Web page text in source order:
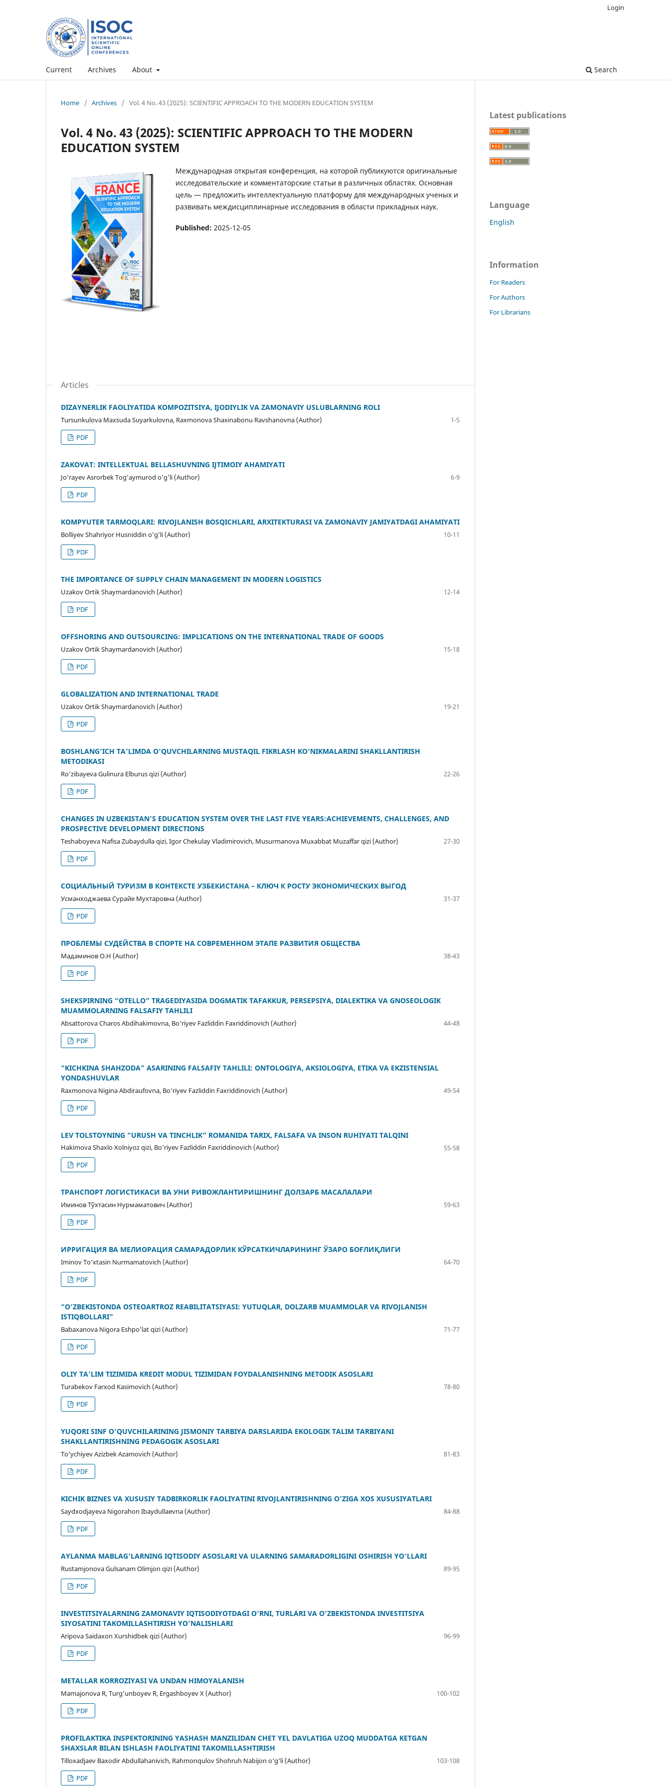
Current Archives About Search
Login
Home / Archives / Vol. 4 No. 43 (2025): SCIENTIFIC APPROACH TO THE MODERN EDUCATION SYSTEM
Vol. 4 No. 43 (2025): SCIENTIFIC APPROACH TO THE MODERN
EDUCATION SYSTEM
Международная открытая конференция, на которой публикуются оригинальные
исследовательские и комментаторские статьи в различных областях. Основная
цель — предложить интеллектуальную платформу для международных ученых и
развивать междисциплинарные исследования в области прикладных наук.
Published: 2025-12-05
Articles
DIZAYNERLIK FAOLIYATIDA KOMPOZITSIYA, IJODIYLIK VA ZAMONAVIY USLUBLARNING ROLI
Tursunkulova Maxsuda Suyarkulovna, Raxmonova Shaxinabonu Ravshanovna (Author)
1-5
PDF
ZAKOVAT: INTELLEKTUAL BELLASHUVNING IJTIMOIY AHAMIYATI
Jo’rayev Asrorbek Tog’aymurod o’g’li (Author)
6-9
PDF
KOMPYUTER TARMOQLARI: RIVOJLANISH BOSQICHLARI, ARXITEKTURASI VA ZAMONAVIY JAMIYATDAGI AHAMIYATI
Bolliyev Shahriyor Husniddin o’g’li (Author)
10-11
PDF
THE IMPORTANCE OF SUPPLY CHAIN MANAGEMENT IN MODERN LOGISTICS
Uzakov Ortik Shaymardanovich (Author)
12-14
PDF
OFFSHORING AND OUTSOURCING: IMPLICATIONS ON THE INTERNATIONAL TRADE OF GOODS
Uzakov Ortik Shaymardanovich (Author)
15-18
PDF
GLOBALIZATION AND INTERNATIONAL TRADE
Uzakov Ortik Shaymardanovich (Author)
19-21
PDF
BOSHLANG‘ICH TA’LIMDA O‘QUVCHILARNING MUSTAQIL FIKRLASH KO‘NIKMALARINI SHAKLLANTIRISH
METODIKASI
Ro‘zibayeva Gulinura Elburus qizi (Author)
22-26
PDF
CHANGES IN UZBEKISTAN’S EDUCATION SYSTEM OVER THE LAST FIVE YEARS:ACHIEVEMENTS, CHALLENGES, AND
PROSPECTIVE DEVELOPMENT DIRECTIONS
Teshaboyeva Nafisa Zubaydulla qizi, Igor Chekulay Vladimirovich, Musurmanova Muxabbat Muzaffar qizi (Author)
27-30
PDF
СОЦИАЛЬНЫЙ ТУРИЗМ В КОНТЕКСТЕ УЗБЕКИСТАНА – КЛЮЧ К РОСТУ ЭКОНОМИЧЕСКИХ ВЫГОД
Усманходжаева Сурайе Мухтаровна (Author)
31-37
PDF
ПРОБЛЕМЫ СУДЕЙСТВА В СПОРТЕ НА СОВРЕМЕННОМ ЭТАПЕ РАЗВИТИЯ ОБЩЕСТВА
Мадаминов О.H (Author)
38-43
PDF
SHEKSPIRNING “OTELLO” TRAGEDIYASIDA DOGMATIK TAFAKKUR, PERSEPSIYA, DIALEKTIKA VA GNOSEOLOGIK
MUAMMOLARNING FALSAFIY TAHLILI
Absattorova Charos Abdihakimovna, Bo‘riyev Fazliddin Faxriddinovich (Author)
44-48
PDF
“KICHKINA SHAHZODA” ASARINING FALSAFIY TAHLILI: ONTOLOGIYA, AKSIOLOGIYA, ETIKA VA EKZISTENSIAL
YONDASHUVLAR
Raxmonova Nigina Abdiraufovna, Bo‘riyev Fazliddin Faxriddinovich (Author)
49-54
PDF
LEV TOLSTOYNING “URUSH VA TINCHLIK” ROMANIDA TARIX, FALSAFA VA INSON RUHIYATI TALQINI
Hakimova Shaxlo Xolniyoz qizi, Bo‘riyev Fazliddin Faxriddinovich (Author)
55-58
PDF
ТРАНСПОРТ ЛОГИСТИКАСИ ВА УНИ РИВОЖЛАНТИРИШНИНГ ДОЛЗАРБ МАСАЛАЛАРИ
Иминов Тўхтасин Нурмаматович (Author)
59-63
PDF
ИРРИГАЦИЯ ВА МЕЛИОРАЦИЯ САМАРАДОРЛИК КЎРСАТКИЧЛАРИНИНГ ЎЗАРО БОҒЛИҚЛИГИ
Iminov To‘xtasin Nurmamatovich (Author)
64-70
PDF
“O‘ZBEKISTONDA OSTEOARTROZ REABILITATSIYASI: YUTUQLAR, DOLZARB MUAMMOLAR VA RIVOJLANISH
ISTIQBOLLARI”
Babaxanova Nigora Eshpo'lat qizi (Author)
71-77
PDF
OLIY TA’LIM TIZIMIDA KREDIT MODUL TIZIMIDAN FOYDALANISHNING METODIK ASOSLARI
Turabekov Farxod Kasimovich (Author)
78-80
PDF
YUQORI SINF O‘QUVCHILARINING JISMONIY TARBIYA DARSLARIDA EKOLOGIK TALIM TARBIYANI
SHAKLLANTIRISHNING PEDAGOGIK ASOSLARI
To‘ychiyev Azizbek Azamovich (Author)
81-83
PDF
KICHIK BIZNES VA XUSUSIY TADBIRKORLIK FAOLIYATINI RIVOJLANTIRISHNING O‘ZIGA XOS XUSUSIYATLARI
Saydxodjayeva Nigorahon Ibaydullaevna (Author)
84-88
PDF
AYLANMA MABLAG’LARNING IQTISODIY ASOSLARI VA ULARNING SAMARADORLIGINI OSHIRISH YO‘LLARI
Rustamjonova Gulsanam Olimjon qizi (Author)
89-95
PDF
INVESTITSIYALARNING ZAMONAVIY IQTISODIYOTDAGI O‘RNI, TURLARI VA O‘ZBEKISTONDA INVESTITSIYA
SIYOSATINI TAKOMILLASHTIRISH YO‘NALISHLARI
Aripova Saidaxon Xurshidbek qizi (Author)
96-99
PDF
METALLAR KORROZIYASI VA UNDAN HIMOYALANISH
Mamajonova R, Turg’unboyev R, Ergashboyev X (Author)
100-102
PDF
PROFILAKTIKA INSPEKTORINING YASHASH MANZILIDAN CHET YEL DAVLATIGA UZOQ MUDDATGA KETGAN
SHAXSLAR BILAN ISHLASH FAOLIYATINI TAKOMILLASHTIRISH
Tilloxadjaev Baxodir Abdullahanivich, Rahmonqulov Shohruh Nabijon o‘g‘li (Author)
103-108
PDF
Latest publications
Language
English
Information
For Readers
For Authors
For Librarians